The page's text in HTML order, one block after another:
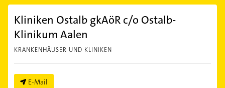
Kliniken Ostalb gkAöR c/o Ostalb-
Klinikum Aalen
KRANKENHÄUSER UND KLINIKEN
E-Mail